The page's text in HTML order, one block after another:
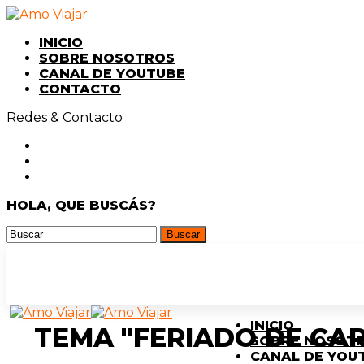
INICIO
SOBRE NOSOTROS
CANAL DE YOUTUBE
CONTACTO
Redes & Contacto
HOLA, QUE BUSCÁS?
INICIO
SOBRE
CANAL DE
TEMA "FERIADO DE